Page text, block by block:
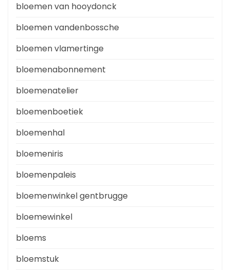
bloemen van hooydonck
bloemen vandenbossche
bloemen vlamertinge
bloemenabonnement
bloemenatelier
bloemenboetiek
bloemenhal
bloemeniris
bloemenpaleis
bloemenwinkel gentbrugge
bloemewinkel
bloems
bloemstuk